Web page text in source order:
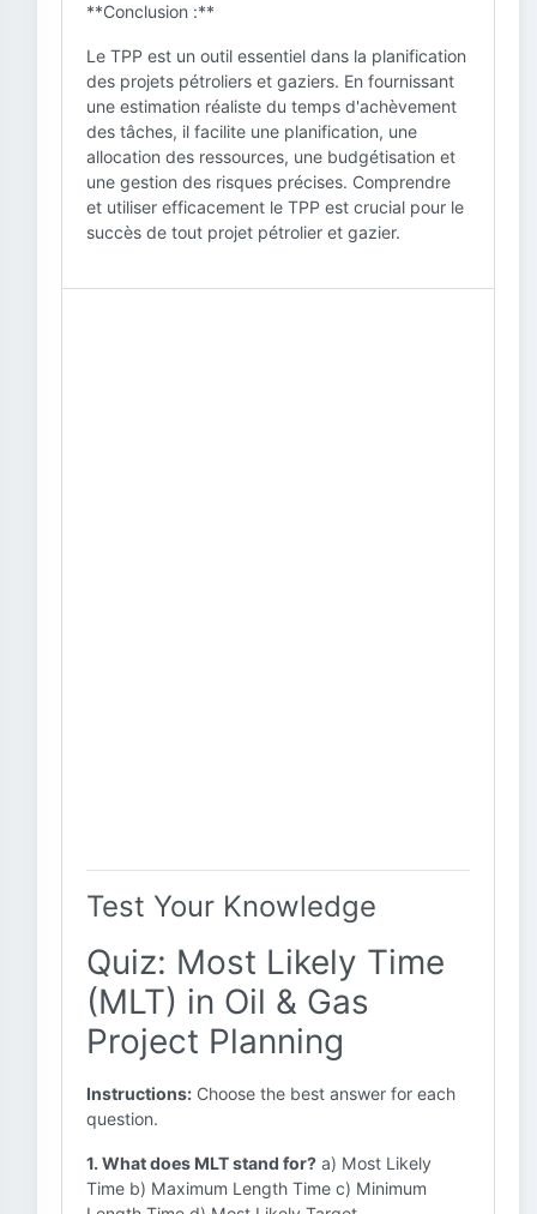
**Conclusion :**
Le TPP est un outil essentiel dans la planification
des projets pétroliers et gaziers. En fournissant
une estimation réaliste du temps d'achèvement
des tâches, il facilite une planification, une
allocation des ressources, une budgétisation et
une gestion des risques précises. Comprendre
et utiliser efficacement le TPP est crucial pour le
succès de tout projet pétrolier et gazier.
Test Your Knowledge
Quiz: Most Likely Time
(MLT) in Oil & Gas
Project Planning
Instructions: Choose the best answer for each
question.
1. What does MLT stand for? a) Most Likely
Time b) Maximum Length Time c) Minimum